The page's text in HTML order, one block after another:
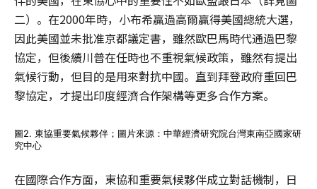
二）。在2000年時，小布希贏過高爾贏得美國總統大選，
因此美國並未批准京都議定書，雖然歐巴馬時代通過巴黎
協定，但後續川普在任時也不重視氣候政策，雖然有提出
氣候行動，但目的是用來對抗中國。直到拜登政府重回巴
黎協定，才提出印度經濟合作架構等更多合作方案。
圖2. 東協重要氣候夥伴；圖片來源：中華經濟研究院台灣東南亞國家研
究中心
在國際合作方面，東協和重要氣候夥伴成立對話機制，日